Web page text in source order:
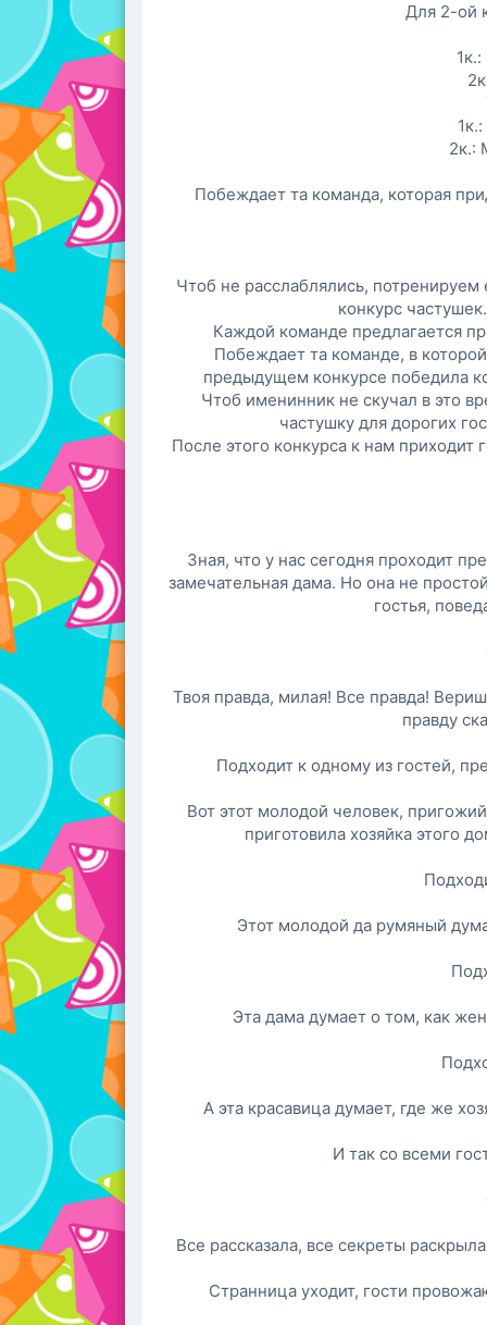
Для 2-ой
2к.:
Побеждает та команда, которая
Чтоб не расслаблялись,
конкурс
Каждой команде предлагается
Побеждает та команде, в
предыдущем конкурсе победила
Чтоб именинник не скучал в это
частушку для дорогих
После этого конкурса к нам приходит
Зная, что у нас сегодня проходит
замечательная дама. Но она не
гостья,
Твоя правда, милая! Все правда!
правду
Подходит к одному из гостей,
Вот этот молодой человек,
приготовила хозяйка этого
Этот молодой да румяный
Эта дама думает о том, как
А эта красавица думает, где же
И так со всеми
Все рассказала, все секреты
Странница уходит, гости